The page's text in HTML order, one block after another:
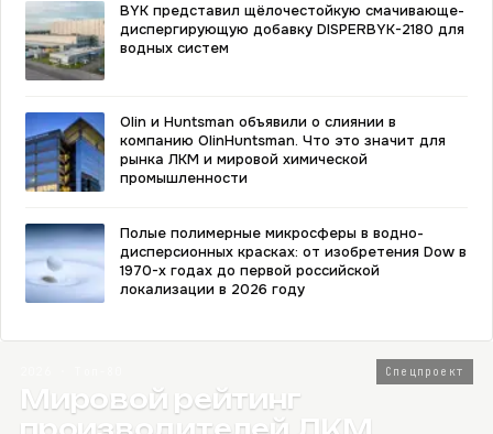
BYK представил щёлочестойкую смачивающе-
диспергирующую добавку DISPERBYK-2180 для
водных систем
Olin и Huntsman объявили о слиянии в
компанию OlinHuntsman. Что это значит для
рынка ЛКМ и мировой химической
промышленности
Полые полимерные микросферы в водно-
дисперсионных красках: от изобретения Dow в
1970-х годах до первой российской
локализации в 2026 году
Спецпроект
Мировой рейтинг